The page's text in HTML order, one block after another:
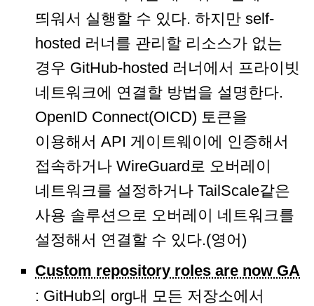
띄워서 실행할 수 있다. 하지만 self-
hosted 러너를 관리할 리소스가 없는
경우 GitHub-hosted 러너에서 프라이빗
네트워크에 연결할 방법을 설명한다.
OpenID Connect(OICD) 토큰을
이용해서 API 게이트웨이에 인증해서
접속하거나 WireGuard로 오버레이
네트워크를 설정하거나 TailScale같은
사용 솔루션으로 오버레이 네트워크를
설정해서 연결할 수 있다.(영어)
Custom repository roles are now GA
: GitHub의 org내 모든 저장소에서